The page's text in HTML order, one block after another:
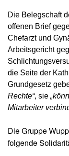
Die Belegschaft
offenen Brief
Chefarzt und
Arbeitsgericht
die Seite der
Grundgesetz
Rechte“, sie
Mitarbeiter
Die Gruppe
folgende